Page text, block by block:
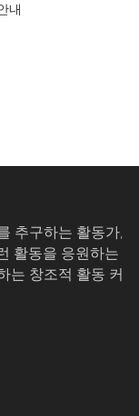
내
추구하는 활동가,
활동을 응원하는
는 창조적 활동 커